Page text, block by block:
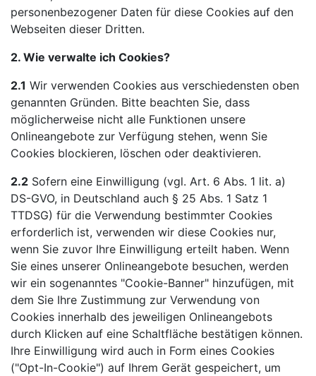
personenbezogener Daten für diese Cookies auf den
Webseiten dieser Dritten.
2. Wie verwalte ich Cookies?
2.1 Wir verwenden Cookies aus verschiedensten oben
genannten Gründen. Bitte beachten Sie, dass
möglicherweise nicht alle Funktionen unsere
Onlineangebote zur Verfügung stehen, wenn Sie
Cookies blockieren, löschen oder deaktivieren.
2.2 Sofern eine Einwilligung (vgl. Art. 6 Abs. 1 lit. a)
DS-GVO, in Deutschland auch § 25 Abs. 1 Satz 1
TTDSG) für die Verwendung bestimmter Cookies
erforderlich ist, verwenden wir diese Cookies nur,
wenn Sie zuvor Ihre Einwilligung erteilt haben. Wenn
Sie eines unserer Onlineangebote besuchen, werden
wir ein sogenanntes "Cookie-Banner" hinzufügen, mit
dem Sie Ihre Zustimmung zur Verwendung von
Cookies innerhalb des jeweiligen Onlineangebots
durch Klicken auf eine Schaltfläche bestätigen können.
Ihre Einwilligung wird auch in Form eines Cookies
("Opt-In-Cookie") auf Ihrem Gerät gespeichert, um